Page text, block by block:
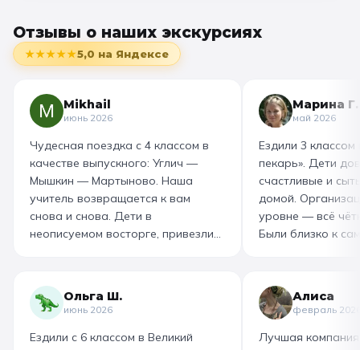
Отзывы о наших экскурсиях
★★★★★5,0 на Яндексе
Mikhail
июнь 2026
Чудесная поездка с 4 классом в
качестве выпускного: Углич —
Мышкин — Мартыново. Наша
учитель возвращается к вам
снова и снова. Дети в
неописуемом восторге, привезли
маршрут для себя, настолько
интересно и насыщенно было.
Огромная благодарность
организатору! Вы лучшие: от
Марина Г.
май 2026
Ездили 3 классом
пекарь». Дети
счастливые и
домой.
уровне — всё
Были близко к
гигантский
изготовили
слоёного теста,
со скоморохом,
Ольга Ш.
июнь 2026
Ездили с 6 классом в Великий
Алиса
февраль
Лучшая